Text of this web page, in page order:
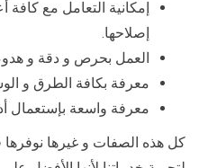
إمكانية التعامل مع
إصلاحها.
العمل بحرص و دقة و
معرفة بكافة الطرق و
معرفة واسعة بإستعمال
كل هذه الصفات و غيرها